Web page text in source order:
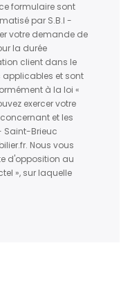
formulaire sont
par S.B.I -
votre demande de
la durée
client dans le
applicables et sont
à la loi «
exercer votre
et les
Saint-Brieuc
Nous vous
d'opposition au
», sur laquelle